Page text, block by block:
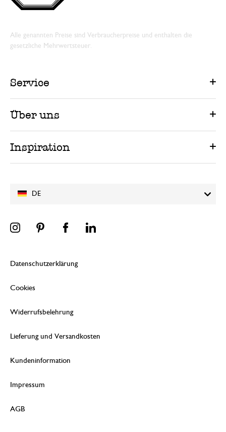
DE
Alle genannten Preise sind Verbraucherpreise und enthalten die
gesetzliche Mehrwertsteuer.
Service
Über uns
Inspiration
Datenschutzerklärung
Cookies
Widerrufsbelehrung
Lieferung und Versandkosten
Kundeninformation
Impressum
AGB